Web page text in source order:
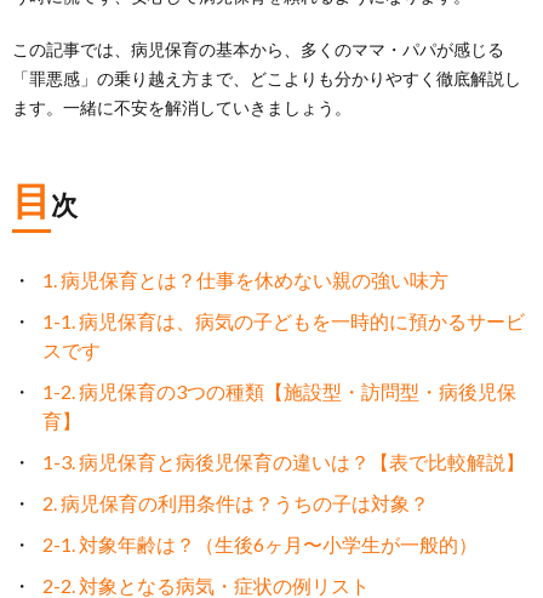
この記事では、病児保育の基本から、多くのママ・パパが感じる
「罪悪感」の乗り越え方まで、どこよりも分かりやすく徹底解説し
ます。一緒に不安を解消していきましょう。
目 次
1. 病児保育とは？仕事を休めない親の強い味方
1-1. 病児保育は、病気の子どもを一時的に預かるサービ
スです
1-2. 病児保育の3つの種類【施設型・訪問型・病後児保
育】
1-3. 病児保育と病後児保育の違いは？【表で比較解説】
2. 病児保育の利用条件は？うちの子は対象？
2-1. 対象年齢は？（生後6ヶ月〜小学生が一般的）
2-2. 対象となる病気・症状の例リスト